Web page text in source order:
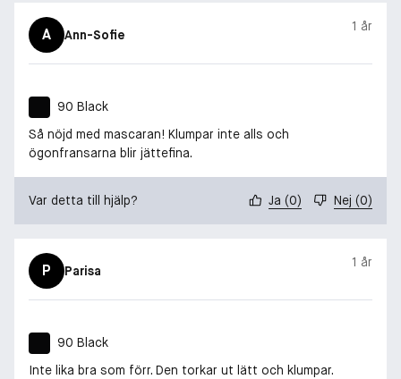
A Ann-Sofie
1 år
90 Black
Så nöjd med mascaran! Klumpar inte alls och
ögonfransarna blir jättefina.
Var detta till hjälp? Ja (0) Nej (0)
P Parisa
1 år
90 Black
Inte lika bra som förr. Den torkar ut lätt och klumpar.